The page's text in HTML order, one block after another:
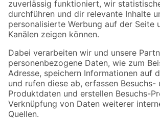
Zur Newsletter Anmeldung
Folge uns
Zahlungsarten Versandarten